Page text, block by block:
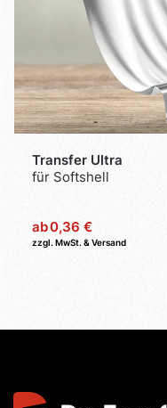
Transfer Ultra
für Softshell
ab0,36 €
zzgl. MwSt. & Versand